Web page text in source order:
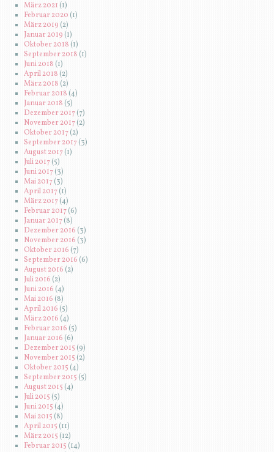
März 2021(1)
Februar 2020 (1)
März 2019 (2)
Januar 2019 (1)
Oktober 2018 (1)
September 2018 (1)
Juni 2018 (1)
April 2018 (2)
März 2018 (2)
Februar 2018(4)
Januar 2018 (5)
Dezember 2017(7)
November 2017(2)
Oktober 2017(2)
September 2017(3)
August 2017(1)
Juli 2017(5)
Juni 2017(3)
Mai 2017(3)
April 2017(1)
März 2017(4)
Februar 2017(6)
Januar 2017(8)
Dezember 2016 (3)
November 2016 (3)
Oktober 2016 (7)
September 2016 (6)
August 2016(2)
Juli 2016 (2)
Juni 2016 (4)
Mai 2016 (8)
April 2016 (5)
März 2016 (4)
Februar 2016(5)
Januar 2016 (6)
Dezember 2015 (9)
November 2015 (2)
Oktober 2015 (4)
September 2015 (5)
August 2015 (4)
Juli 2015 (5)
Juni 2015 (4)
Mai 2015(8)
April 2015 (11)
März 2015(12)
Februar 2015 (14)